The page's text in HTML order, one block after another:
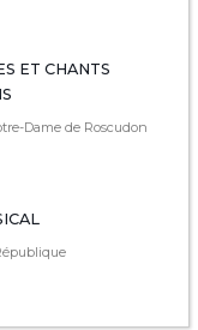
ET CHANTS
Dame de Roscudon